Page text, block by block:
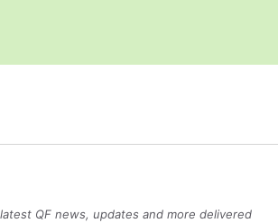
QF news, updates and more delivered